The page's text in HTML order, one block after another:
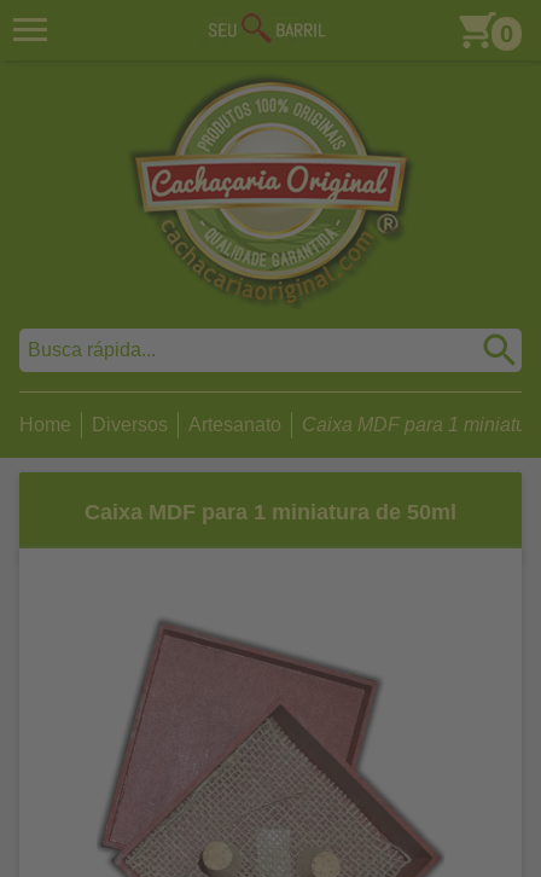
0
Home Diversos Artesanato Caixa MDF para 1
Caixa MDF para 1 miniatura de 50ml